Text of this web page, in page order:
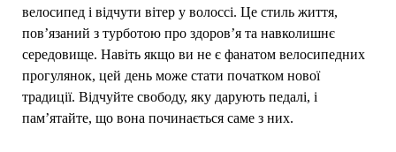
велосипед і відчути вітер у волоссі. Це стиль життя,
пов’язаний з турботою про здоров’я та навколишнє
середовище. Навіть якщо ви не є фанатом велосипедних
прогулянок, цей день може стати початком нової
традиції. Відчуйте свободу, яку дарують педалі, і
пам’ятайте, що вона починається саме з них.